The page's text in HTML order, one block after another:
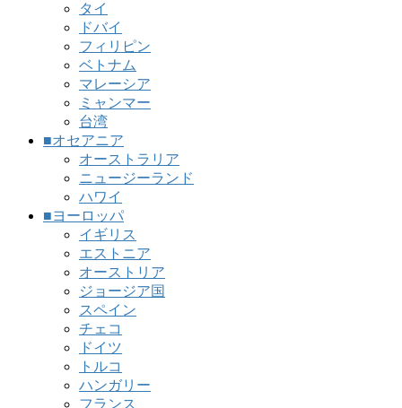
タイ
ドバイ
フィリピン
ベトナム
マレーシア
ミャンマー
台湾
■オセアニア
オーストラリア
ニュージーランド
ハワイ
■ヨーロッパ
イギリス
エストニア
オーストリア
ジョージア国
スペイン
チェコ
ドイツ
トルコ
ハンガリー
フランス